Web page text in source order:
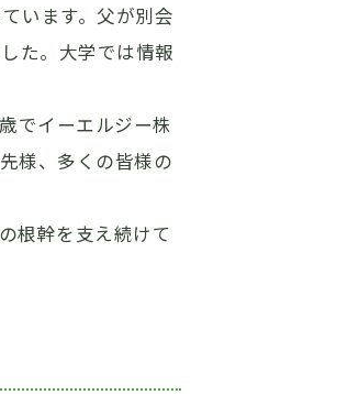
います。父が別会
た。大学では情報
でイーエルジー株
様、多くの皆様の
根幹を支え続けて